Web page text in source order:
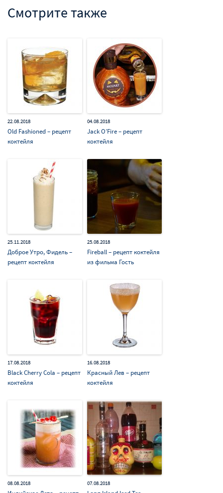
Смотрите также
22.08.2018
Old Fashioned – рецепт
коктейля
04.08.2018
Jack O’Fire – рецепт
коктейля
25.11.2018
Доброе Утро, Фидель –
рецепт коктейля
25.08.2018
Fireball – рецепт коктейля
из фильма Гость
17.08.2018
Black Cherry Cola – рецепт
коктейля
16.08.2018
Красный Лев – рецепт
коктейля
08.08.2018 07.08.2018